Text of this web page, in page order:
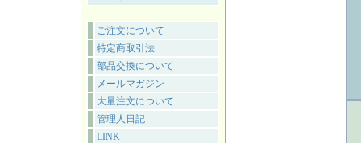
ご注文について
特定商取引法
部品交換について
メールマガジン
大量注文について
管理人日記
LINK